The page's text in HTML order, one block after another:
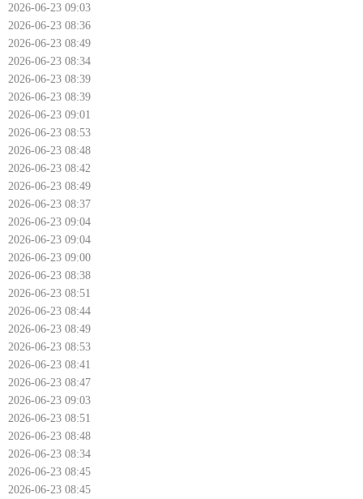
2026-06-23 09:03
2026-06-23 08:36
2026-06-23 08:49
2026-06-23 08:34
2026-06-23 08:39
2026-06-23 08:39
2026-06-23 09:01
2026-06-23 08:53
2026-06-23 08:48
2026-06-23 08:42
2026-06-23 08:49
2026-06-23 08:37
2026-06-23 09:04
2026-06-23 09:04
2026-06-23 09:00
2026-06-23 08:38
2026-06-23 08:51
2026-06-23 08:44
2026-06-23 08:49
2026-06-23 08:53
2026-06-23 08:41
2026-06-23 08:47
2026-06-23 09:03
2026-06-23 08:51
2026-06-23 08:48
2026-06-23 08:34
2026-06-23 08:45
2026-06-23 08:45